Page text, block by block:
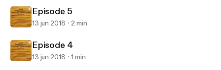
Episode 5
13 jun 2018 2 min
Episode 4
13 jun 2018 1 min